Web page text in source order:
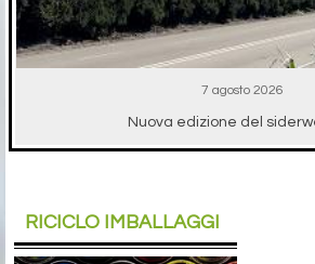
7 agosto 2026
Nuova edizione del
RICICLO IMBALLAGGI